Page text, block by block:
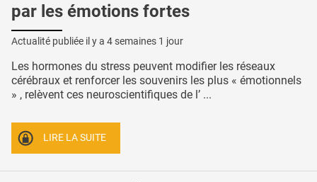
par les émotions fortes
Actualité publiée il y a 4 semaines 1 jour
Les hormones du stress peuvent modifier les réseaux
cérébraux et renforcer les souvenirs les plus « émotionnels
» , relèvent ces neuroscientifiques de l’ ...
LIRE LA SUITE